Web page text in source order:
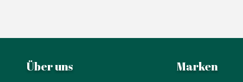
Über uns Marken